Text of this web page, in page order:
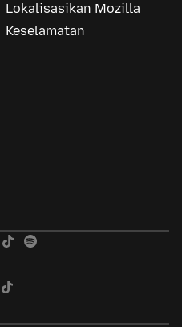
Lokalisasikan Mozilla
Keselamatan